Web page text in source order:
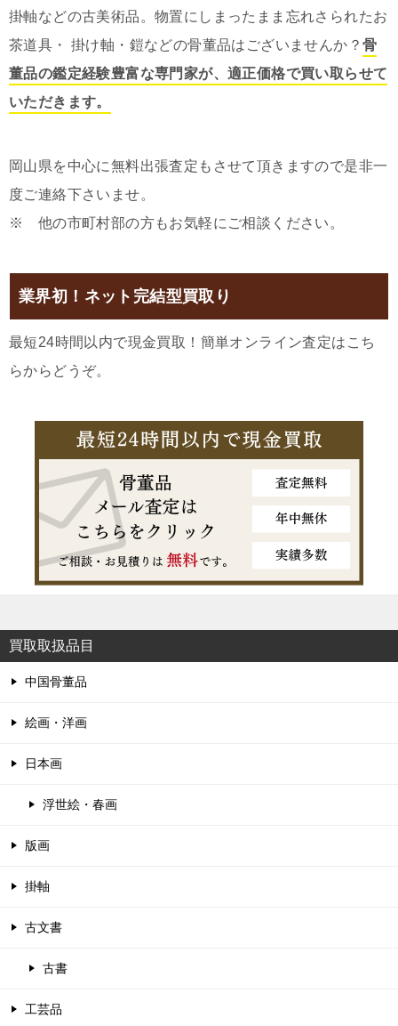
掛軸などの古美術品。物置にしまったまま忘れさられたお
茶道具・ 掛け軸・鎧などの骨董品はございませんか？ 骨
董品の鑑定経験豊富な専門家が、適正価格で買い取らせて
いただきます。
岡山県を中心に無料出張査定もさせて頂きますので是非一
度ご連絡下さいませ。
※ 他の市町村部の方もお気軽にご相談ください。
業界初！ネット完結型買取り
最短24時間以内で現金買取！簡単オンライン査定はこち
らからどうぞ。
買取取扱品目
中国骨董品
絵画・洋画
日本画
浮世絵・春画
版画
掛軸
古文書
古書
工芸品